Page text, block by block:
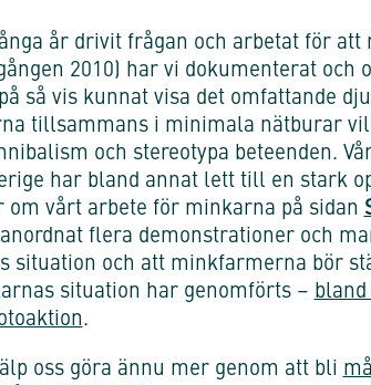
år drivit frågan och arbetat för att
2010) har vi dokumenterat
så vis kunnat visa det omfattande
tillsammans i minimala nätburar
och stereotypa beteenden.
har bland annat lett till en stark
vårt arbete för minkarna på sidan
flera demonstrationer och
situation och att minkfarmerna bör
situation har genomförts –
.
oss göra ännu mer genom att bli